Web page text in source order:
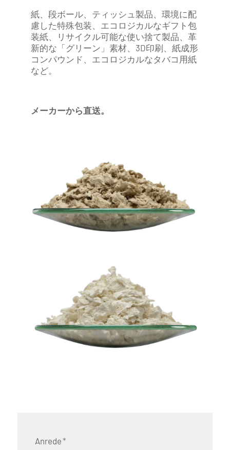
紙、段ボール、ティッシュ製品、環境に配
慮した特殊包装、エコロジカルなギフト包
装紙、リサイクル可能な使い捨て製品、革
新的な「グリーン」素材、3D印刷、紙成形
コンパウンド、エコロジカルなタバコ用紙
など。
メーカーから直送。
Anrede*